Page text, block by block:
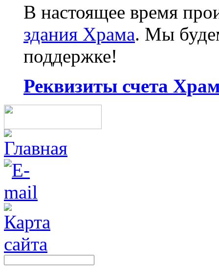
В настоящее время
здания Храма. Мы
поддержке!
Реквизиты счета